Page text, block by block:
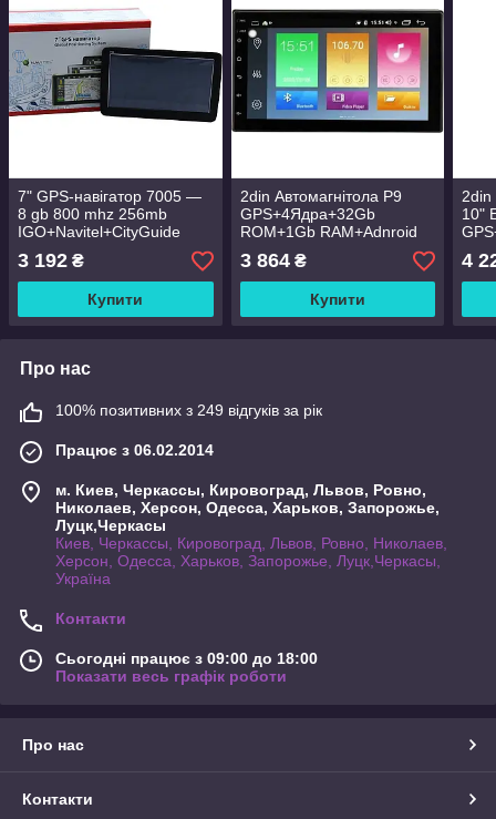
7" GPS-навігатор 7005 —
8 gb 800 mhz 256mb
IGO+Navitel+CityGuide
3 192 ₴
Купити
2din Автомагнітола P9
GPS+4Ядра+32Gb
ROM+1Gb RAM+Adnroid
3 864₴
Купити
2din
10"
4
Про нас
100% позитивних з 249 відгуків за рік
Працює з 06.02.2014
м. Киев, Черкассы, Кировоград, Львов, Ровно,
Николаев, Херсон, Одесса, Харьков, Запорожье,
Луцк,Черкасы
Киев, Черкассы, Кировоград, Львов, Ровно, Николаев,
Херсон, Одесса, Харьков, Запорожье, Луцк,Черкасы,
Україна
Контакти
Сьогодні працює з 09:00 до 18:00
Показати весь графік роботи
Про нас
Контакти